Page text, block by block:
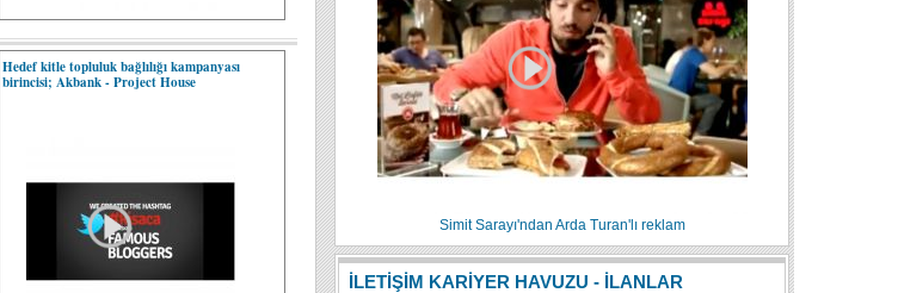
Hedef kitle topluluk bağlılığı kampanyası
birincisi; Akbank - Project House
Simit Sarayı'ndan Arda Turan'lı reklam
İLETİŞİM KARİYER HAVUZU - İLANLAR